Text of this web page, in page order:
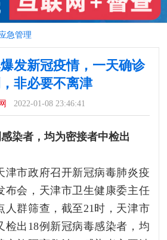
急管理
发新冠疫情，一天确诊
非必要不离津
2022-01-08 23:46:41
染者，均为密接者中检出
津市政府召开新冠病毒肺炎疫
布会，天津市卫生健康委主任
人群筛查，截至21时，天津市
检出18例新冠病毒感染者，均